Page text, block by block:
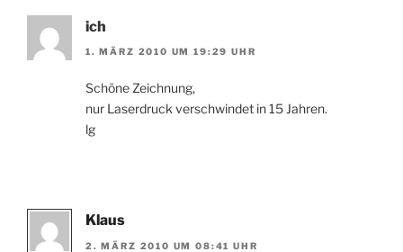
ich
1. MÄRZ 2010 UM 19:29 UHR
Schöne Zeichnung,
nur Laserdruck verschwindet in 15 Jahren.
lg
Klaus
2. MÄRZ 2010 UM 08:41 UHR